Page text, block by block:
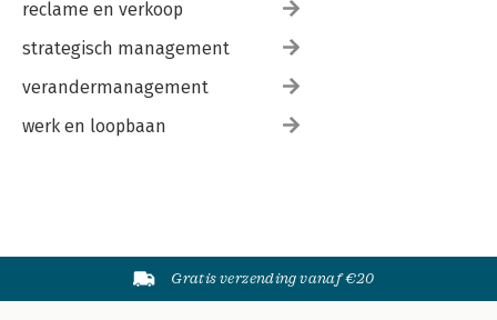
reclame en verkoop
strategisch management
verandermanagement
werk en loopbaan
Gratis verzending vanaf €20